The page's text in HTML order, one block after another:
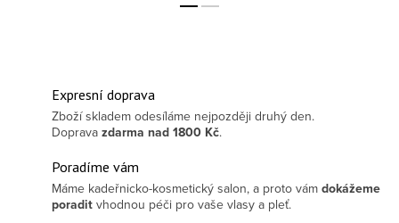
Expresní doprava
Zboží skladem odesíláme nejpozději druhý den.
Doprava zdarma nad 1800 Kč.
Poradíme vám
Máme kadeřnicko-kosmetický salon, a proto vám dokážeme
poradit vhodnou péči pro vaše vlasy a pleť.